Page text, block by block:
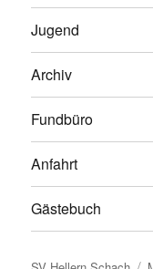
Jugend
Archiv
Fundbüro
Anfahrt
Gästebuch